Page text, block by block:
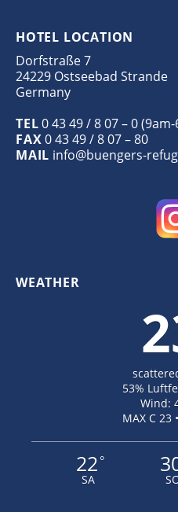
HOTEL LOCATION
Dorfstraße 7
24229 Ostseebad Strande
Germany
TEL0 43 49 / 8 07 – 0
FAX0 43 49 / 8 07 – 80
MAIL info@buengers-
WEATHER
53%
Wind:
MAX C 23
22 °
SA